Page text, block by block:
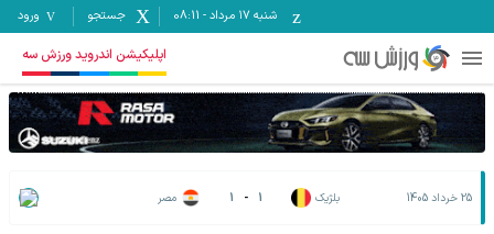
شنبه ۱۷ مرداد -
08:11 جستجو ورود
اپلیکیشن اندروید ورزش سه
25 خرداد 1405 بلژیک 1
-
1 مصر